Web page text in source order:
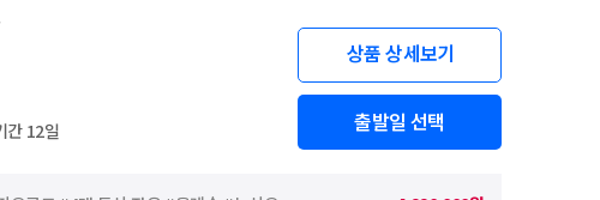
간 12일
상품 상세보기
출발일 선택